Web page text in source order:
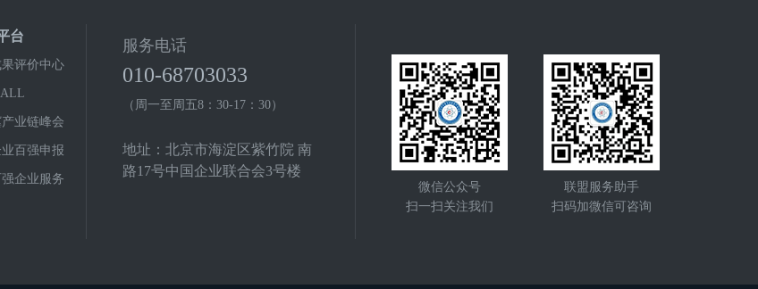
台
评价中心
业链峰会
百强申报
企业服务
服务电话
010-68703033
（周一至周五8：30-17：30）
地址：北京市海淀区紫竹院 南
路17号中国企业联合会3号楼
微信公众号
扫一扫关注我们
联盟服务助手
扫码加微信可咨询